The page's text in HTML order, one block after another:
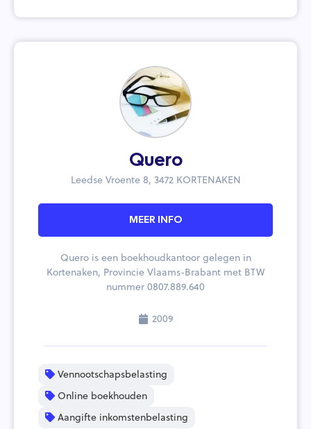
Quero
Leedse Vroente 8, 3472 KORTENAKEN
MEER INFO
Quero is een boekhoudkantoor gelegen in
Kortenaken, Provincie Vlaams-Brabant met BTW
nummer 0807.889.640
2009
Vennootschapsbelasting
Online boekhouden
Aangifte inkomstenbelasting